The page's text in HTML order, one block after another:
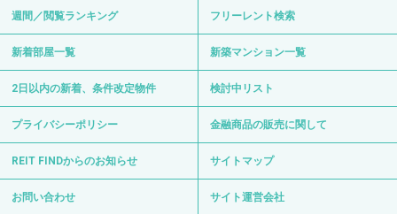
週間／閲覧ランキング フリーレント検索
新着部屋一覧 新築マンション一覧
2日以内の新着、条件改定物件 検討中リスト
プライバシーポリシー 金融商品の販売に関して
REIT FINDからのお知らせ サイトマップ
お問い合わせ サイト運営会社